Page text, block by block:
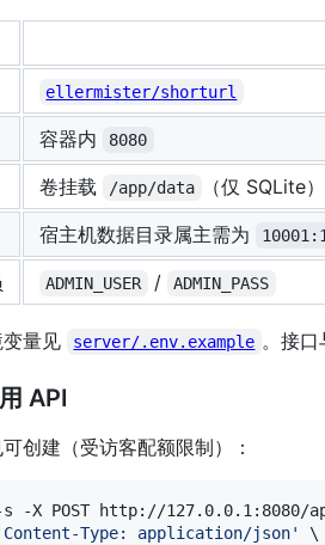
ellermister/shorturl
容器内 8080
卷挂载 /app/data （仅 SQLite
宿主机数据目录属主需为
ADMIN_USER / ADMIN_PASS
量见 server/.env.example 。接口
API
创建（受访客配额限制）：
-X POST http://127.0.0.1:8080/
Content-Type: application/json'
\